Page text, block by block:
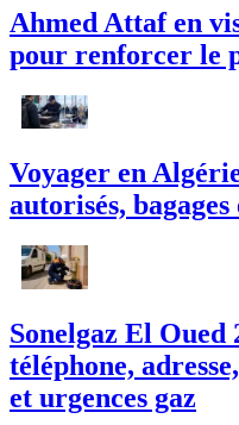
Ahmed Attaf en
pour renforcer le
Voyager en
autorisés,
Sonelgaz El Oued
téléphone,
et urgences gaz